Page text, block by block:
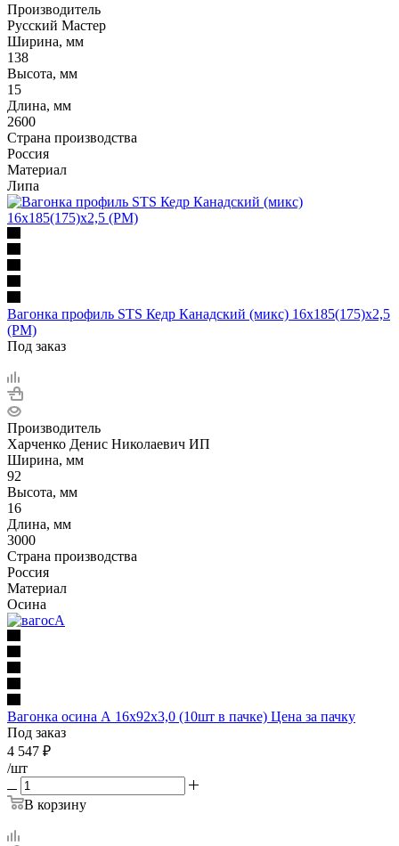
Производитель
Русский Мастер
Ширина, мм
138
Высота, мм
15
Длина, мм
2600
Страна производства
Россия
Материал
Липа
Вагонка профиль STS Кедр Канадский (микс) 16х185(175)х2,5
(РМ)
Под заказ
Производитель
Харченко Денис Николаевич ИП
Ширина, мм
92
Высота, мм
16
Длина, мм
3000
Страна производства
Россия
Материал
Осина
Вагонка осина А 16х92х3,0 (10шт в пачке) Цена за пачку
Под заказ
4 547 ₽
/шт
В корзину